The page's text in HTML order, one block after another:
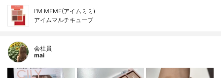
I'M MEME(アイムミミ)
アイムマルチキューブ
会社員
mai